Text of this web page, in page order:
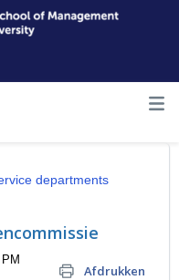
departments
Afdrukken